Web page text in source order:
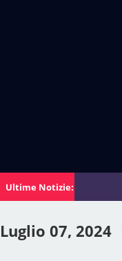
Ultime Notizie:
Luglio 07, 2024